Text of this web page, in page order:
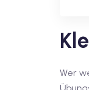
Wer